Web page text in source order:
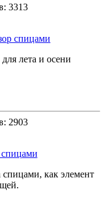
3313
лета и осени
2903
спицами, как элемент